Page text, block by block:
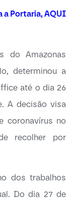
a Portaria, AQUI
do Amazonas
determinou a
até o dia 26
A decisão visa
coronavírus no
recolher por
dos trabalhos
Do dia 27 de